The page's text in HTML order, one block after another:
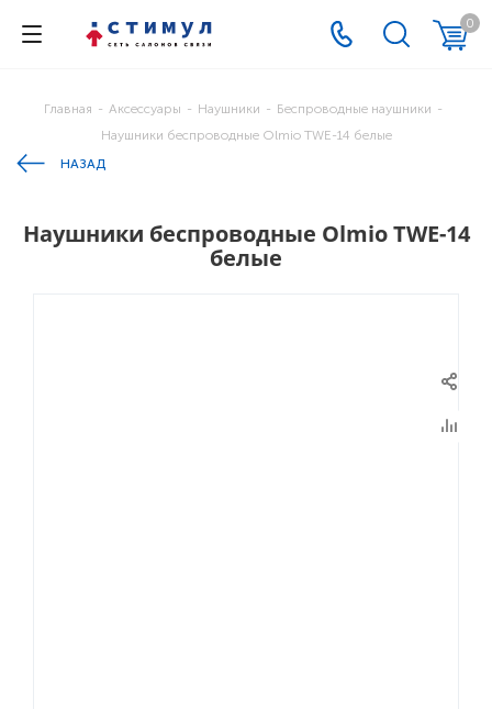
0
Главная - Аксессуары - Наушники - Беспроводные наушники -
Наушники беспроводные Olmio TWE-14 белые
НАЗАД
Наушники беспроводные Olmio TWE-14
белые